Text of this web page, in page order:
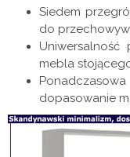
Siedem
do
mebla
dopasowanie